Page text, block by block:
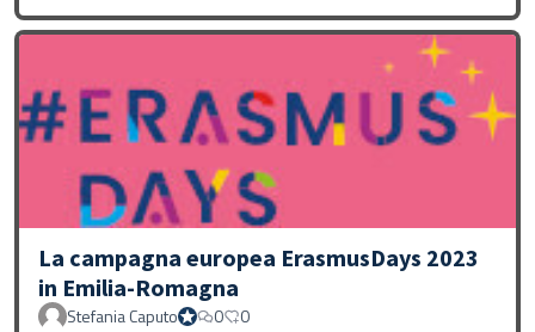
La campagna europea ErasmusDays 2023
in Emilia-Romagna
Stefania CaputoProprio Stefania
0 0